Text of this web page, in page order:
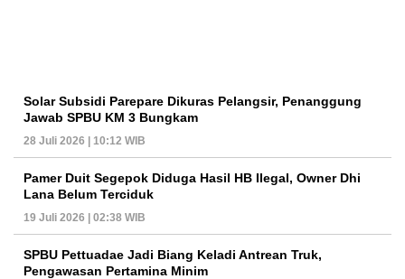
Solar Subsidi Parepare Dikuras Pelangsir, Penanggung
Jawab SPBU KM 3 Bungkam
28 Juli 2026 | 10:12 WIB
Pamer Duit Segepok Diduga Hasil HB Ilegal, Owner Dhi
Lana Belum Terciduk
19 Juli 2026 | 02:38 WIB
SPBU Pettuadae Jadi Biang Keladi Antrean Truk,
Pengawasan Pertamina Minim